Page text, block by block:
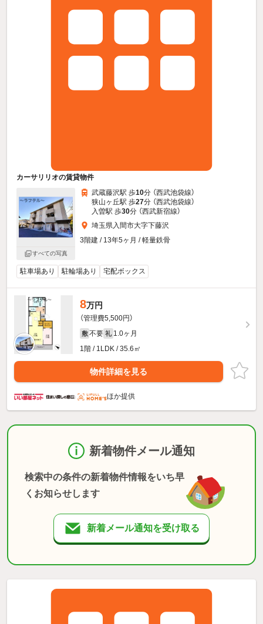
カーサリリオの賃貸物件
すべての写真
武蔵藤沢駅 歩10分 （西武池袋線）
狭山ヶ丘駅 歩27分 （西武池袋線）
入曽駅 歩30分 （西武新宿線）
埼玉県入間市大字下藤沢
3階建 / 13年5ヶ月 / 軽量鉄骨
駐車場あり 駐輪場あり 宅配ボックス
8万円
（管理費5,500円）
敷 不要 礼 1.0ヶ月
1階 / 1LDK / 35.6㎡
物件詳細を見る
ほか提供
新着物件メール通知
検索中の条件の新着物件情報をいち早
くお知らせします
新着メール通知を受け取る